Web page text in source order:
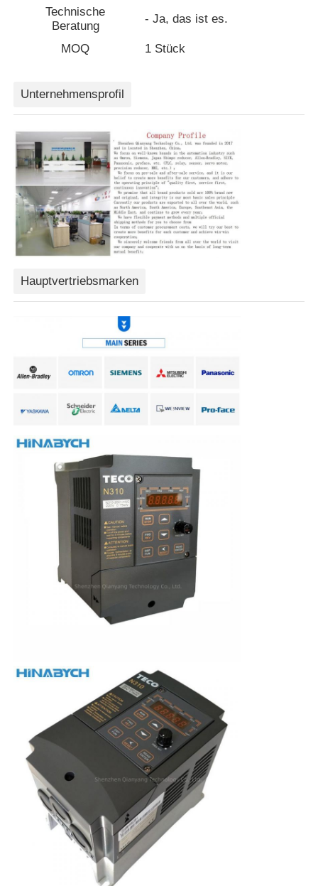
Qualitätskontrolle
Antrieb mit variabler Frequenz
Speicherprogrammierbare Steuerung
SPS -Controller
Soft Start-Gerät
Roboter-Gelenkmotor
Menschliche Maschinenschnittstelle
AC-SERVOMOTOR
Technische
Beratung
- Ja, das ist es.
MOQ 1 Stück
Unternehmensprofil
Hauptvertriebsmarken